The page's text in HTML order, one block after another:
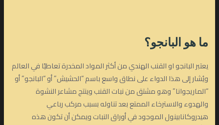
ما هو البانجو؟
يعتبر البانجو او القنب الهندي من أكثر المواد المخدرة تعاطيًا في العالم
ويُشار إلى هذا الدواء على نطاق واسع باسم “الحشيش” أو “البانجو” أو
“الماريجوانا” وهو مشتق من نبات القنب وينتج مشاعر النشوة
والهدوء والاسترخاء الممتع بعد تناوله بسبب مركب رباعي
هيدروكانابينول الموجود في أوراق النبات ويمكن أن تكون هذه